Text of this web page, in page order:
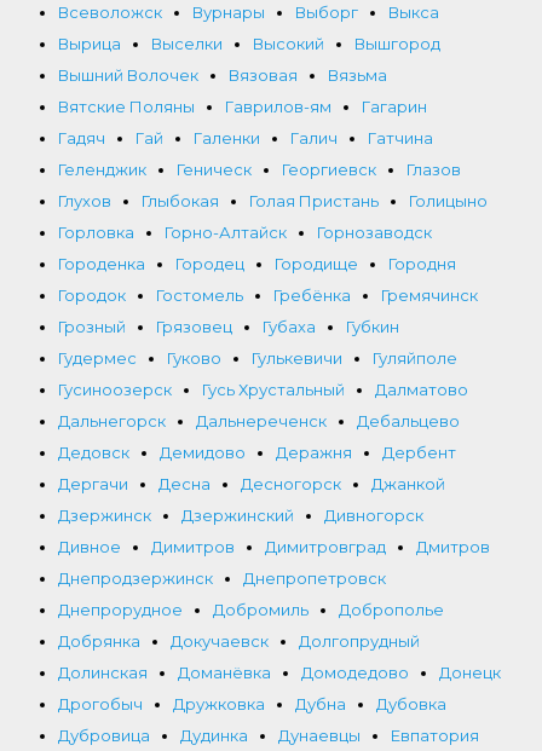
Всеволожск
Вурнары Выборг
Выкса
Вырица
Выселки Высокий
Вышгород
Вышний Волочек
Вязовая
Вязьма
Вятские Поляны
Гаврилов-ям
Гагарин
Гадяч
Гай Галенки Галич
Гатчина
Геленджик
Геническ Георгиевск
Глазов
Глухов
Глыбокая Голая Пристань
Голицыно
Горловка
Горно-Алтайск
Горнозаводск
Городенка
Городец Городище
Городня
Городок
Гостомель Гребёнка
Гремячинск
Грозный
Грязовец Губаха
Губкин
Гудермес
Гуково Гулькевичи
Гуляйполе
Гусиноозерск
Гусь Хрустальный
Далматово
Дальнегорск
Дальнереченск
Дебальцево
Дедовск
Демидово Деражня
Дербент
Дергачи
Десна Десногорск
Джанкой
Дзержинск
Дзержинский
Дивногорск
Дивное
Димитров Димитровград
Дмитров
Днепродзержинск
Днепропетровск
Днепрорудное
Добромиль
Доброполье
Добрянка
Докучаевск
Долгопрудный
Долинская
Доманёвка Домодедово
Донецк
Дрогобыч
Дружковка Дубна
Дубовка
Дубровица
Дудинка Дунаевцы
Евпатория